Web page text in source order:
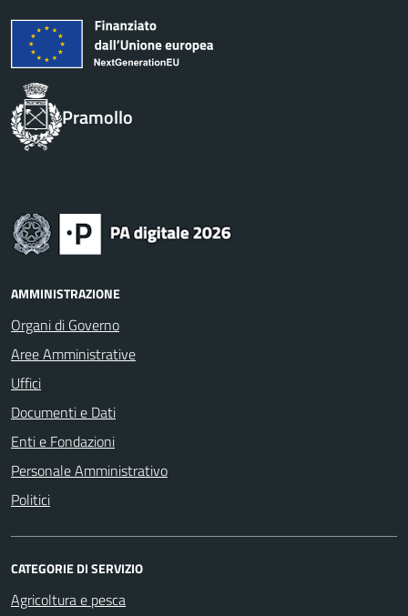
Pramollo
AMMINISTRAZIONE
Organi di Governo
Aree Amministrative
Uffici
Documenti e Dati
Enti e Fondazioni
Personale Amministrativo
Politici
CATEGORIE DI SERVIZIO
Agricoltura e pesca